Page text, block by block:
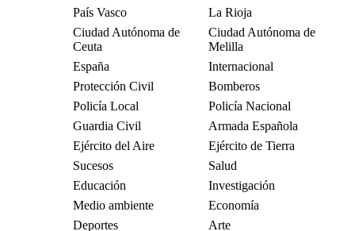
País Vasco
La Rioja
Ciudad Autónoma de
Ceuta
Ciudad Autónoma de
Melilla
España
Internacional
Protección Civil
Bomberos
Policía Local
Policía Nacional
Guardia Civil
Armada Española
Ejército del Aire
Ejército de Tierra
Sucesos
Salud
Educación
Investigación
Medio ambiente
Economía
Deportes
Arte